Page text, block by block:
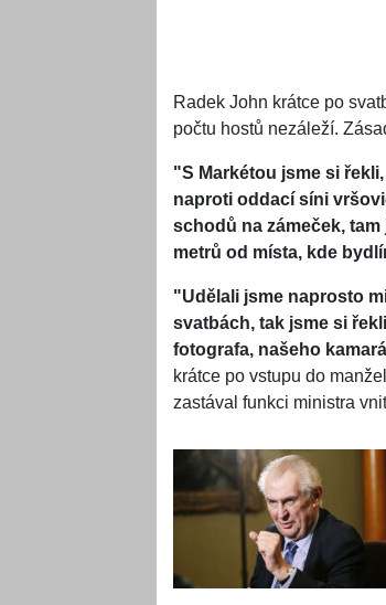
Radek John krátce po
počtu hostů nezáleží.
"S Markétou jsme si
naproti oddací síni
schodů na zámeček,
metrů od místa, kde
"Udělali jsme naprosto
svatbách, tak jsme si
fotografa, našeho
krátce po vstupu do
zastával funkci ministra